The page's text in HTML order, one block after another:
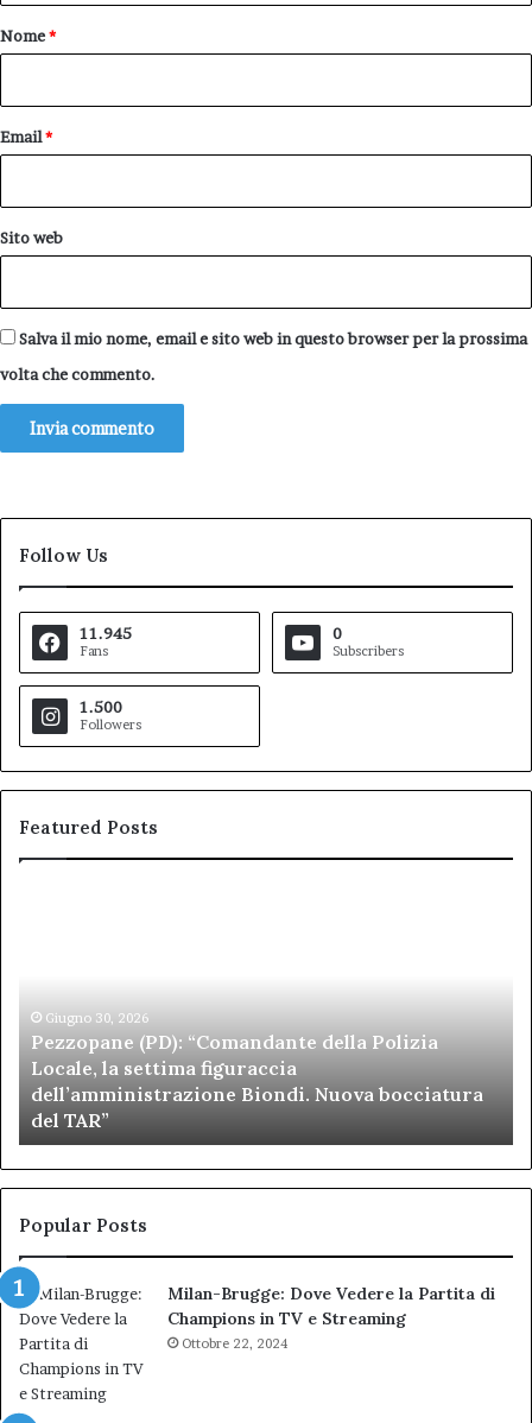
o
Nome*
Email*
Sito web
Salva il mio nome, email e sito web in questo browser per la prossima
volta che commento.
Follow Us
11.945
Fans
0
Subscribers
1.500
Followers
Featured Posts
Locale,
settima
figuraccia
dell’amministrazione
Biondi.
Nuova
bocciatura
del
Giugno 30, 2026
Pezzopane (PD): “Comandante della Polizia
Locale, la settima figuraccia
dell’amministrazione Biondi. Nuova bocciatura
del TAR”
ai
Popular Posts
Milan-Brugge: Dove Vedere la Partita di
Champions in TV e Streaming
Ottobre 22, 2024